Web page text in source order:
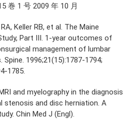
巻 1 号 2009 年 10 月
Keller RB, et al. The Maine
Part III. 1-year outcomes of
management of lumbar
1996;21(15):1787-1794;
1785.
and myelography in the diagnosis
stenosis and disc herniation. A
Chin Med J (Engl).